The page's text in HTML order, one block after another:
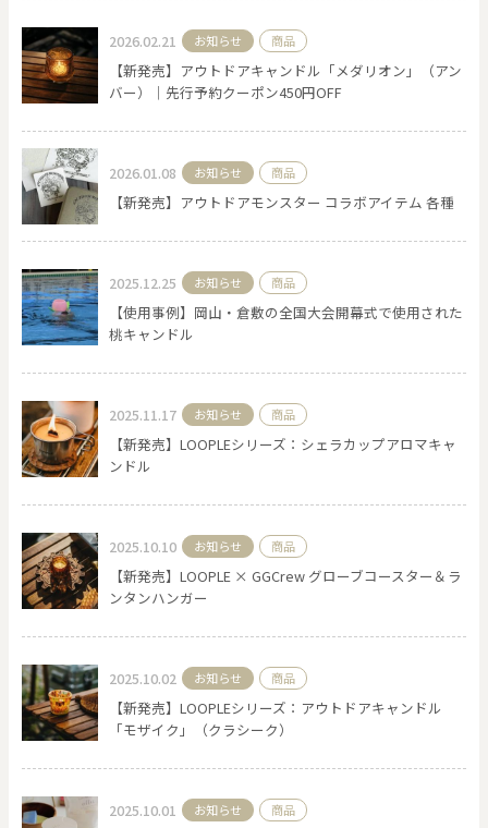
2026.02.21 お知らせ 商品
【新発売】アウトドアキャンドル「メダリオン」（アン
バー）｜先行予約クーポン450円OFF
2026.01.08 お知らせ 商品
【新発売】アウトドアモンスター コラボアイテム 各種
2025.12.25 お知らせ 商品
【使用事例】岡山・倉敷の全国大会開幕式で使用された
桃キャンドル
2025.11.17 お知らせ 商品
【新発売】LOOPLEシリーズ：シェラカップアロマキャ
ンドル
2025.10.10 お知らせ 商品
【新発売】LOOPLE × GGCrew グローブコースター＆ラ
ンタンハンガー
2025.10.02 お知らせ 商品
【新発売】LOOPLEシリーズ：アウトドアキャンドル
「モザイク」（クラシーク）
2025.10.01 お知らせ 商品